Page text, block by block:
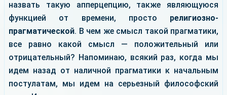
назвать такую апперцепцию, также являющуюся
функцией от времени, просто религиозно-
прагматической. В чем же смысл такой прагматики,
все равно какой смысл — положительный или
отрицательный? Напоминаю, всякий раз, когда мы
идем назад от наличной прагматики к начальным
постулатам, мы идем на серьезный философский